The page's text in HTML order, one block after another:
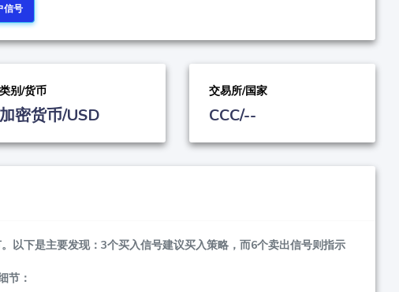
信号
类别/货币
加密货币/USD
交易所/国家
CCC/--
以下是主要发现：3个买入信号建议买入策略，而6个卖出信号则指示
节：